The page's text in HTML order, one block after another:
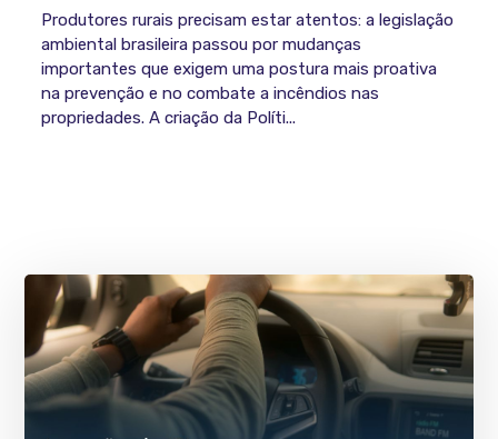
Produtores rurais precisam estar atentos: a legislação
ambiental brasileira passou por mudanças
importantes que exigem uma postura mais proativa
na prevenção e no combate a incêndios nas
propriedades. A criação da Políti...